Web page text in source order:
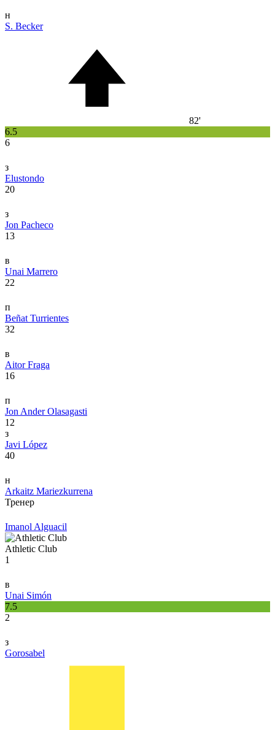
н
S. Becker
82'
6.5
6
з
Elustondo
20
з
Jon Pacheco
13
в
Unai Marrero
22
п
Beñat Turrientes
32
в
Aitor Fraga
16
п
Jon Ander Olasagasti
12
з
Javi López
40
н
Arkaitz Mariezkurrena
Тренер
Imanol Alguacil
Athletic Club
1
в
Unai Simón
7.5
2
з
Gorosabel